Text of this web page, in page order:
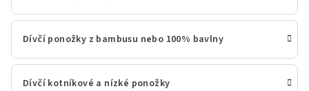
Dívčí ponožky z bambusu nebo 100% bavlny
Dívčí kotníkové a nízké ponožky